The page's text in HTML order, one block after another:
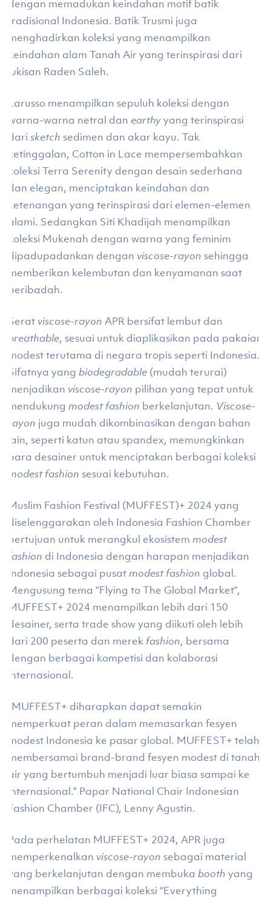
dengan memadukan keindahan motif batik
tradisional Indonesia. Batik Trusmi juga
menghadirkan koleksi yang menampilkan
keindahan alam Tanah Air yang terinspirasi dari
lukisan Raden Saleh.
Larusso menampilkan sepuluh koleksi dengan
warna-warna netral dan earthyyang terinspirasi
darisketch sedimen dan akar kayu. Tak
ketinggalan, Cotton in Lace mempersembahkan
koleksi Terra Serenity dengan desain sederhana
dan elegan, menciptakan keindahan dan
ketenangan yang terinspirasi dari elemen-elemen
alami. Sedangkan Siti Khadijah menampilkan
koleksi Mukenah dengan warna yang feminim
dipadupadankan dengan viscose-rayon sehingga
memberikan kelembutan dan kenyamanan saat
beribadah.
Serat viscose-rayon APR bersifat lembut dan
breathable, sesuai untuk diaplikasikan pada pakaian
modest terutama di negara tropis seperti Indonesia.
Sifatnya yangbiodegradable (mudah terurai)
menjadikan viscose-rayon pilihan yang tepat untuk
mendukungmodest fashion berkelanjutan. Viscose-
rayon juga mudah dikombinasikan dengan bahan
lain, seperti katun atau spandex, memungkinkan
para desainer untuk menciptakan berbagai koleksi
modest fashion sesuai kebutuhan.
Muslim Fashion Festival (MUFFEST)+ 2024 yang
diselenggarakan oleh Indonesia Fashion Chamber
bertujuan untuk merangkul ekosistemmodest
fashion di Indonesia dengan harapan menjadikan
Indonesia sebagai pusatmodest fashion global.
Mengusung tema “Flying to The Global Market”,
MUFFEST+ 2024 menampilkan lebih dari 150
desainer, serta trade show yang diikuti oleh lebih
dari 200 peserta dan merek fashion, bersama
dengan berbagai kompetisi dan kolaborasi
internasional.
“MUFFEST+ diharapkan dapat semakin
memperkuat peran dalam memasarkan fesyen
modest Indonesia ke pasar global. MUFFEST+ telah
membersamai brand-brand fesyen modest di tanah
air yang bertumbuh menjadi luar biasa sampai ke
internasional.” Papar National Chair Indonesian
Fashion Chamber (IFC), Lenny Agustin.
Pada perhelatan MUFFEST+ 2024, APR juga
memperkenalkan viscose-rayon sebagai material
yang berkelanjutan dengan membukabooth yang
menampilkan berbagai koleksi “Everything